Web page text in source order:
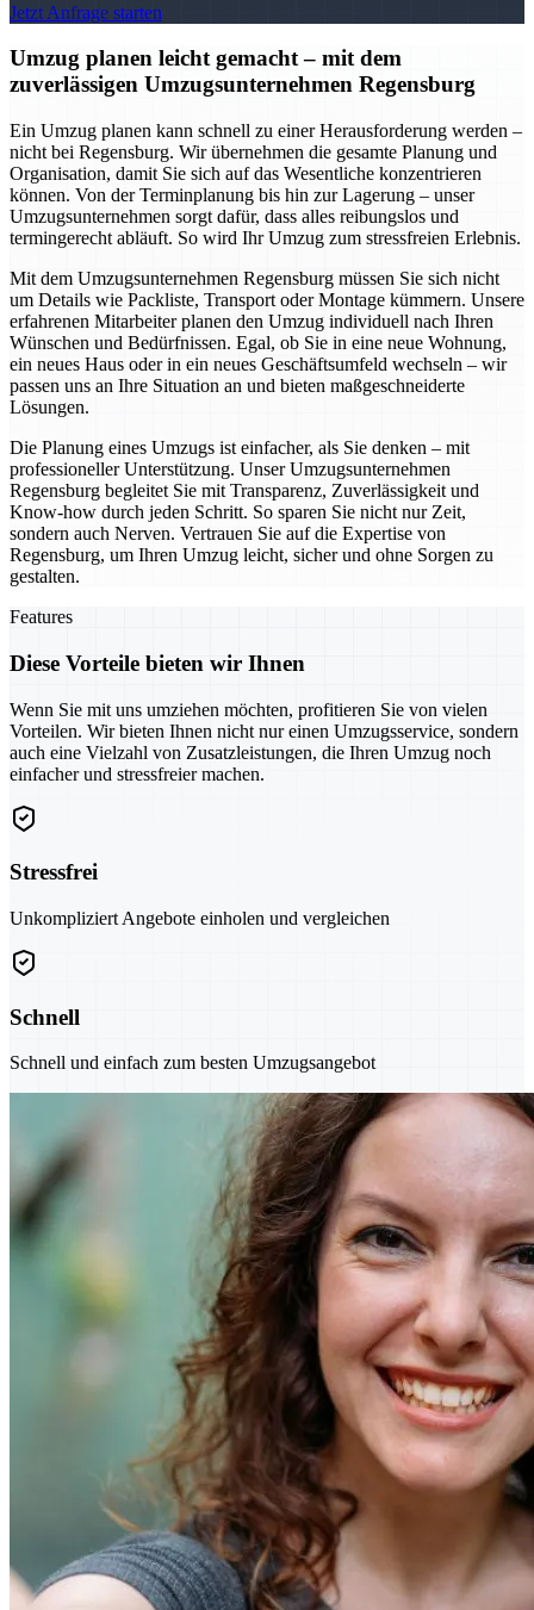
Jetzt Anfrage starten
Umzug planen leicht gemacht – mit dem
zuverlässigen Umzugsunternehmen Regensburg
Ein Umzug planen kann schnell zu einer Herausforderung werden –
nicht bei Regensburg. Wir übernehmen die gesamte Planung und
Organisation, damit Sie sich auf das Wesentliche konzentrieren
können. Von der Terminplanung bis hin zur Lagerung – unser
Umzugsunternehmen sorgt dafür, dass alles reibungslos und
termingerecht abläuft. So wird Ihr Umzug zum stressfreien Erlebnis.
Mit dem Umzugsunternehmen Regensburg müssen Sie sich nicht
um Details wie Packliste, Transport oder Montage kümmern. Unsere
erfahrenen Mitarbeiter planen den Umzug individuell nach Ihren
Wünschen und Bedürfnissen. Egal, ob Sie in eine neue Wohnung,
ein neues Haus oder in ein neues Geschäftsumfeld wechseln – wir
passen uns an Ihre Situation an und bieten maßgeschneiderte
Lösungen.
Die Planung eines Umzugs ist einfacher, als Sie denken – mit
professioneller Unterstützung. Unser Umzugsunternehmen
Regensburg begleitet Sie mit Transparenz, Zuverlässigkeit und
Know-how durch jeden Schritt. So sparen Sie nicht nur Zeit,
sondern auch Nerven. Vertrauen Sie auf die Expertise von
Regensburg, um Ihren Umzug leicht, sicher und ohne Sorgen zu
gestalten.
Features
Diese Vorteile bieten wir Ihnen
Wenn Sie mit uns umziehen möchten, profitieren Sie von vielen
Vorteilen. Wir bieten Ihnen nicht nur einen Umzugsservice, sondern
auch eine Vielzahl von Zusatzleistungen, die Ihren Umzug noch
einfacher und stressfreier machen.
Stressfrei
Unkompliziert Angebote einholen und vergleichen
Schnell
Schnell und einfach zum besten Umzugsangebot